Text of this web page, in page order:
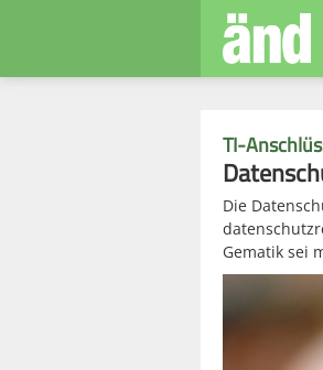
TI-
Die
Gematik sei